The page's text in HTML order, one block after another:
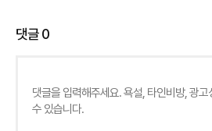
댓글0